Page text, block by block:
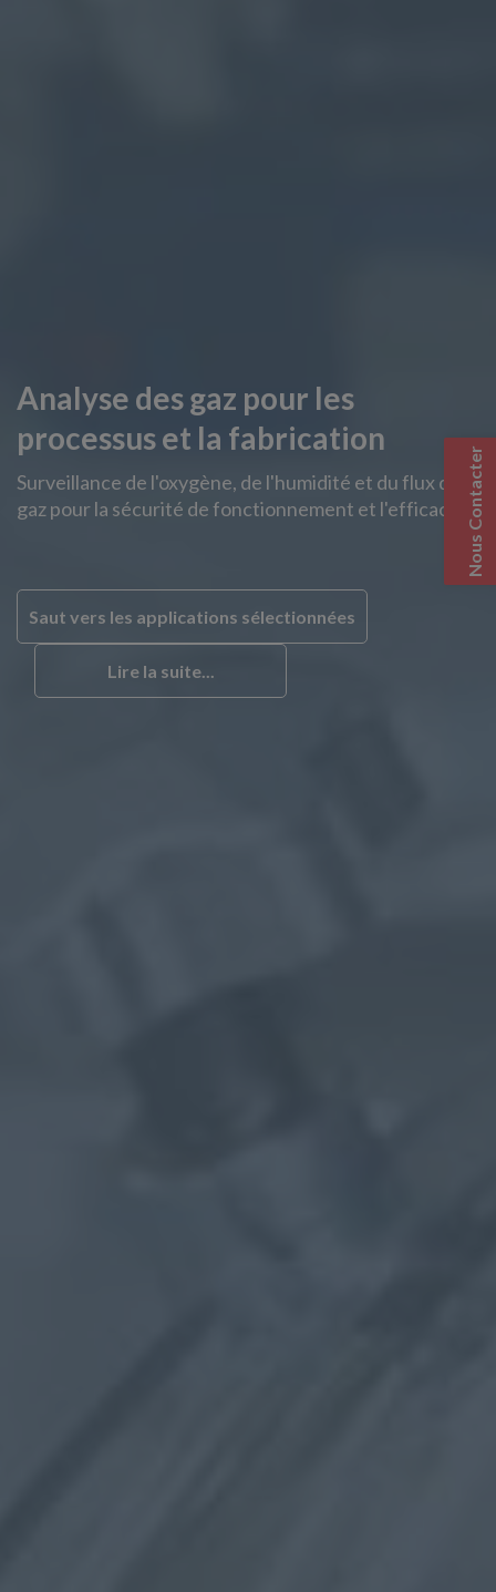
Analyse des gaz pour les
processus et la fabrication
Surveillance de l'oxygène, de l'humidité et du flux de
gaz pour la sécurité de fonctionnement et l'efficacité.
Saut vers les applications sélectionnées
Lire la suite...
Nous Contacter